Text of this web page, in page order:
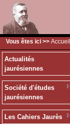
Vous êtes ici >> Accueil
Actualités
jaurésiennes
Société d'études
jaurésiennes
Les Cahiers Jaurès